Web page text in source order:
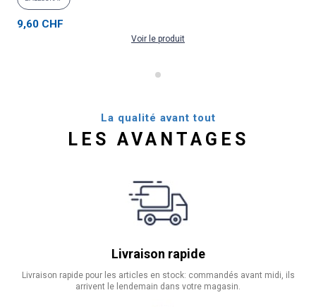
9,60 CHF
Voir le produit
La qualité avant tout
LES AVANTAGES
Livraison rapide
Livraison rapide pour les articles en stock: commandés avant midi, ils
arrivent le lendemain dans votre magasin.